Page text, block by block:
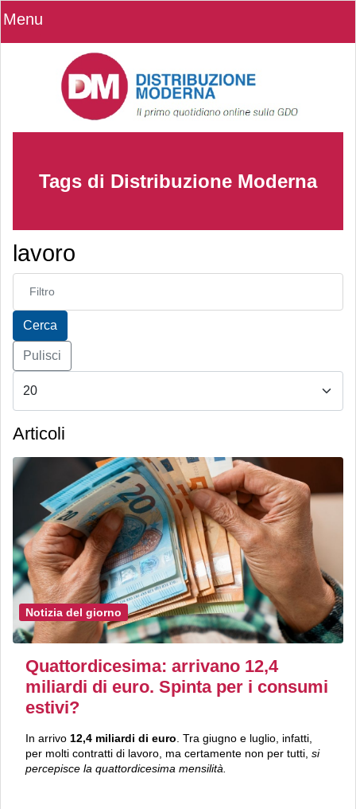
Menu
Tags di Distribuzione Moderna
lavoro
Inserisci parte del titolo
Cerca
Pulisci
Articoli
Notizia del giorno
Quattordicesima: arrivano 12,4
miliardi di euro. Spinta per i consumi
estivi?
In arrivo 12,4 miliardi di euro . Tra giugno e luglio, infatti,
per molti contratti di lavoro, ma certamente non per tutti, si
percepisce la quattordicesima mensilità.